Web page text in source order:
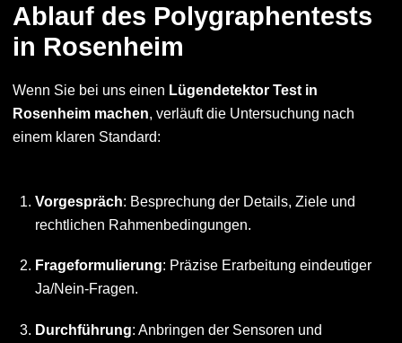
Ablauf des Polygraphentests
in Rosenheim
Wenn Sie bei uns einen Lügendetektor Test in
Rosenheim machen, verläuft die Untersuchung nach
einem klaren Standard:
Vorgespräch: Besprechung der Details, Ziele und
rechtlichen Rahmenbedingungen.
Frageformulierung: Präzise Erarbeitung eindeutiger
Ja/Nein-Fragen.
Durchführung: Anbringen der Sensoren und